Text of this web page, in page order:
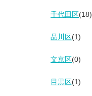
千代田区 (18)
品川区 (1)
文京区 (0)
目黒区 (1)